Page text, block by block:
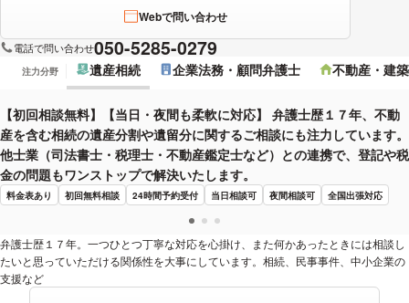
Webで問い合わせ
電話で問い合わせ050-5285-0279
注力分野 遺産相続 企業法務・顧問弁護士 不動産・建築
【初回相談無料】【当日・夜間も柔軟に対応】 弁護士歴１７年、不動
産を含む相続の遺産分割や遺留分に関するご相談にも注力しています。
他士業（司法書士・税理士・不動産鑑定士など）との連携で、登記や税
金の問題もワンストップで解決いたします。
料金表あり 初回無料相談 24時間予約受付 当日相談可 夜間相談可 全国出張対応
弁護士歴１７年。一つひとつ丁寧な対応を心掛け、また何かあったときには相談し
たいと思っていただける関係性を大事にしています。相続、民事事件、中小企業の
支援など